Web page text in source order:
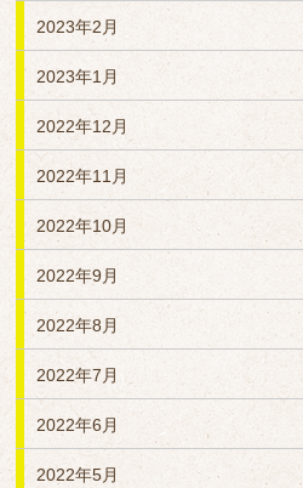
2023年2月
2023年1月
2022年12月
2022年11月
2022年10月
2022年9月
2022年8月
2022年7月
2022年6月
2022年5月